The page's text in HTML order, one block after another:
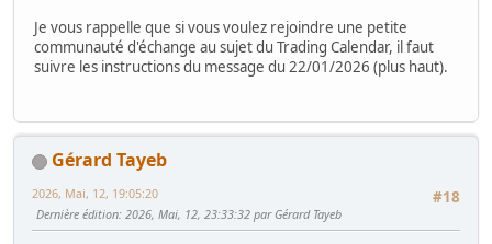
Je vous rappelle que si vous voulez rejoindre une petite
communauté d'échange au sujet du Trading Calendar, il faut
suivre les instructions du message du 22/01/2026 (plus haut).
Gérard Tayeb
#18
2026, Mai, 12, 19:05:20
Dernière édition: 2026, Mai, 12, 23:33:32 par Gérard Tayeb